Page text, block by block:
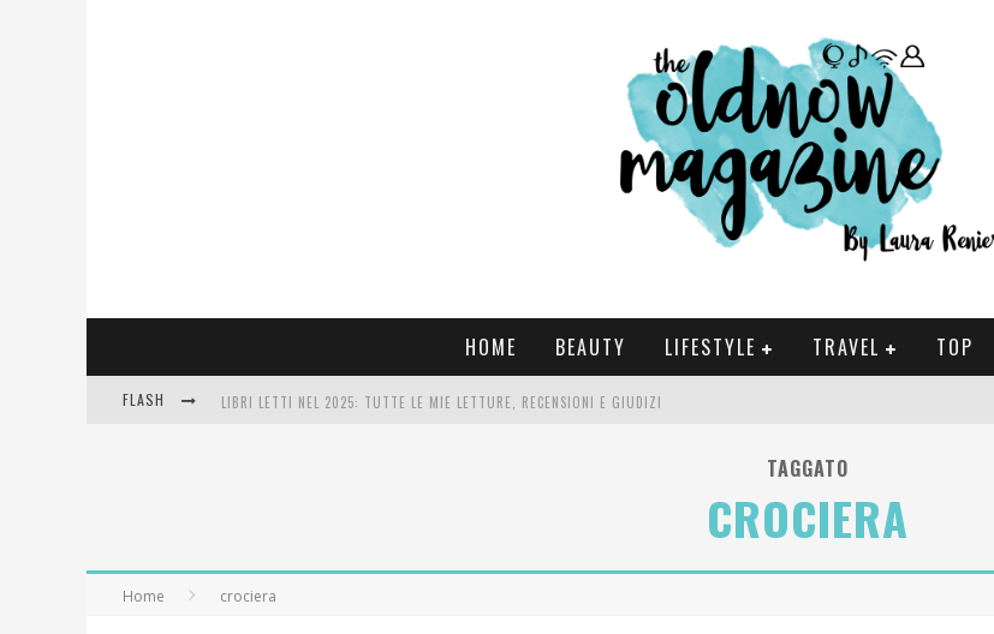
HOME BEAUTY LIFESTYLE TRAVEL TOP
FLASH LIBRI LETTI NEL 2025: TUTTE LE MIE LETTURE, RECENSIONI E GIUDIZI
TAGGATO
CROCIERA
Home crociera